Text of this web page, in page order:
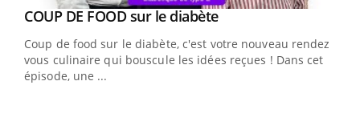
Youtube
COUP DE FOOD sur le diabèteYoutube
Coup de food sur le diabète, c'est votre nouveau rendez-
vous culinaire qui bouscule les idées reçues ! Dans cet
épisode, une ...
Youtube
Quand l’entreprise mise sur le bien être global
"Les rendez-vous de la santé et de la qualité de vie au
travail" de Pourquoi Docteur reçoivent Régis Blugeon,
DRH et directeur ...